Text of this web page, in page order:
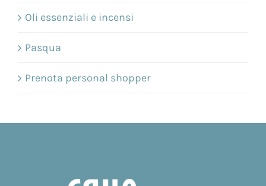
Oli essenziali e incensi
Pasqua
Prenota personal shopper